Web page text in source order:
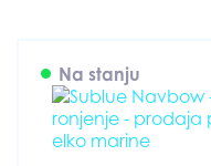
Na stanju